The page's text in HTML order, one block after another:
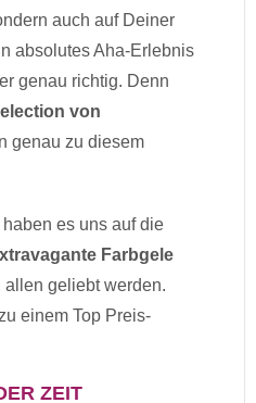
auch auf Deiner
absolutes Aha-Erlebnis
genau richtig. Denn
von
genau zu diesem
es uns auf die
Farbgele
geliebt werden.
einem Top Preis-
ZEIT